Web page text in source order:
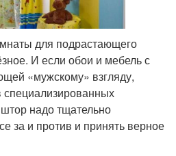
для подрастающего
И если обои и мебель с
«мужскому» взгляду,
специализированных
надо тщательно
за и против и принять верное